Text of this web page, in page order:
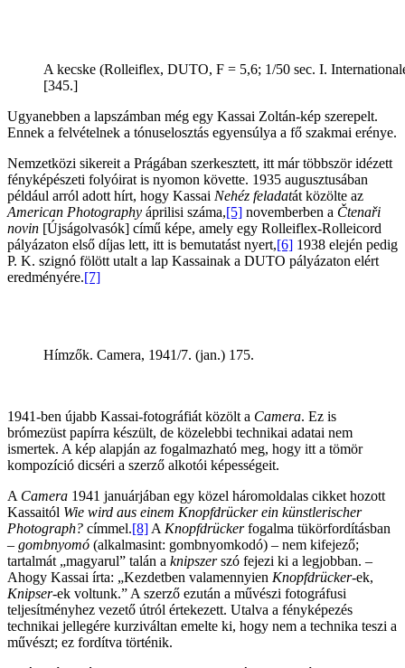
A kecske (Rolleiflex, DUTO, F = 5,6; 1/50 sec. I.
[345.]
Ugyanebben a lapszámban még egy Kassai Zoltán-kép szerepelt.
Ennek a felvételnek a tónuselosztás egyensúlya a fő szakmai erénye.
Nemzetközi sikereit a Prágában szerkesztett, itt már többször idézett
fényképészeti folyóirat is nyomon követte. 1935 augusztusában
például arról adott hírt, hogy Kassai Nehéz feladatát közölte az
American Photography áprilisi száma,[5] novemberben a Čtenaři
novin [Újságolvasók] című képe, amely egy Rolleiflex-Rolleicord
pályázaton első díjas lett, itt is bemutatást nyert,[6] 1938 elején pedig
P. K. szignó fölött utalt a lap Kassainak a DUTO pályázaton elért
eredményére.[7]
Hímzők. Camera, 1941/7. (jan.) 175.
1941-ben újabb Kassai-fotográfiát közölt a Camera. Ez is
brómezüst papírra készült, de közelebbi technikai adatai nem
ismertek. A kép alapján az fogalmazható meg, hogy itt a tömör
kompozíció dicséri a szerző alkotói képességeit.
A Camera 1941 januárjában egy közel háromoldalas cikket hozott
Kassaitól Wie wird aus einem Knopfdrücker ein künstlerischer
Photograph? címmel.[8] A Knopfdrückerfogalma tükörfordításban
– gombnyomó (alkalmasint: gombnyomkodó) – nem kifejező;
tartalmát „magyarul” talán a knipszerszó fejezi ki a legjobban. –
Ahogy Kassai írta: „Kezdetben valamennyien Knopfdrücker-ek,
Knipser-ek voltunk.” A szerző ezután a művészi fotográfusi
teljesítményhez vezető útról értekezett. Utalva a fényképezés
technikai jellegére kurziváltan emelte ki, hogy nem a technika teszi a
művészt; ez fordítva történik.